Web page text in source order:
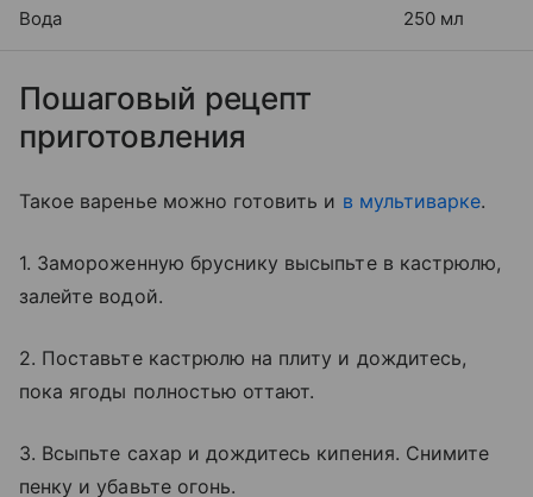
Вода 250 мл
Пошаговый рецепт
приготовления
Такое варенье можно готовить и в мультиварке.
1. Замороженную бруснику высыпьте в кастрюлю,
залейте водой.
2. Поставьте кастрюлю на плиту и дождитесь,
пока ягоды полностью оттают.
3. Всыпьте сахар и дождитесь кипения. Снимите
пенку и убавьте огонь.